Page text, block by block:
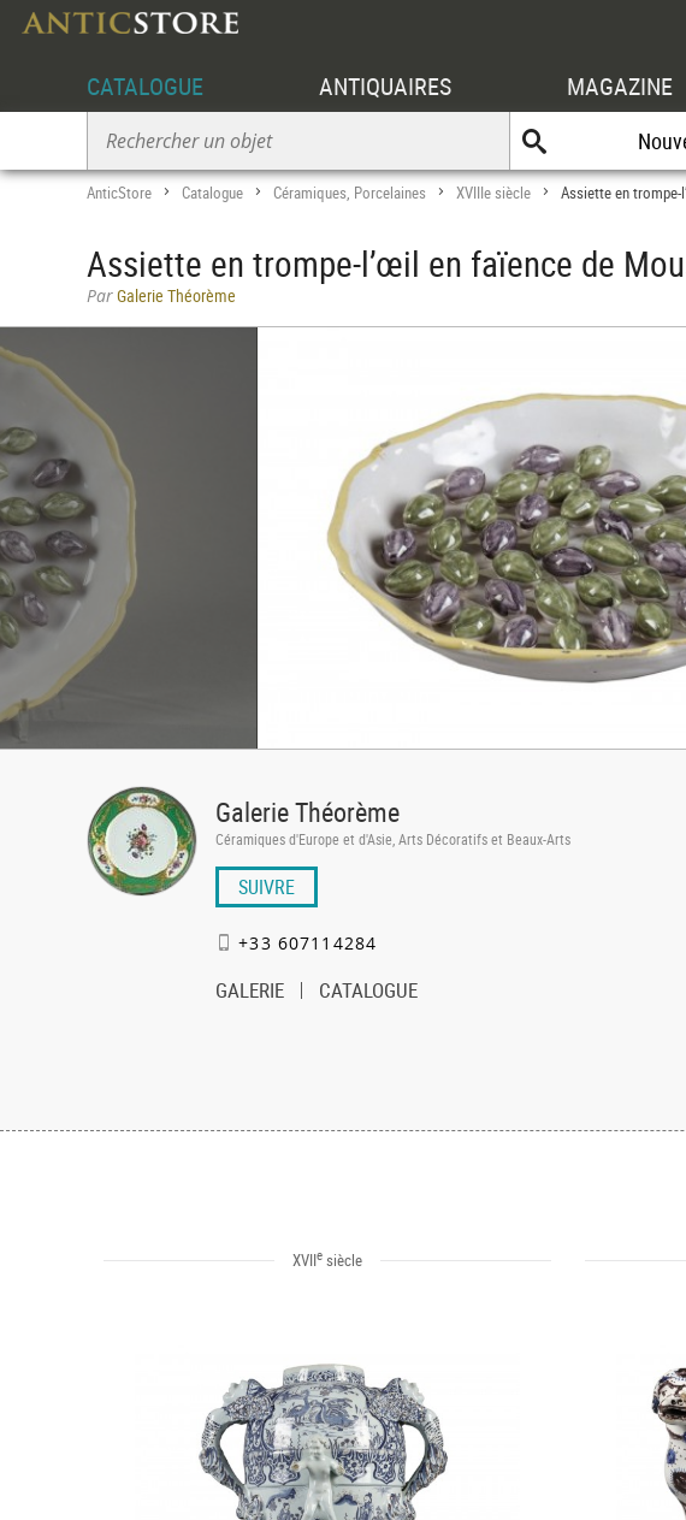
CATALOGUE ANTIQUAIRES MAGAZINE
AnticStore > Catalogue > Céramiques, Porcelaines > XVIIIe siècle > Assiette en
Assiette en trompe-l’œil en faïence de
ParGalerie Théorème
Galerie Théorème
Céramiques d'Europe et d'Asie, Arts Décoratifs et Beaux-Arts
SUIVRE
+33 607114284
GALERIE CATALOGUE
XVIIe siècle